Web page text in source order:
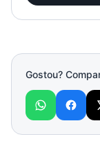
Gostou?